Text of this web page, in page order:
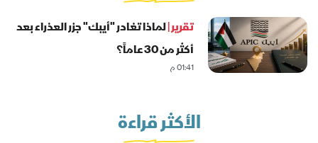
تقرير |لماذا تغادر "أيبك" جزر العذراء بعد
أكثر من 30 عاماً؟
01:41 م
الأكثر قراءة